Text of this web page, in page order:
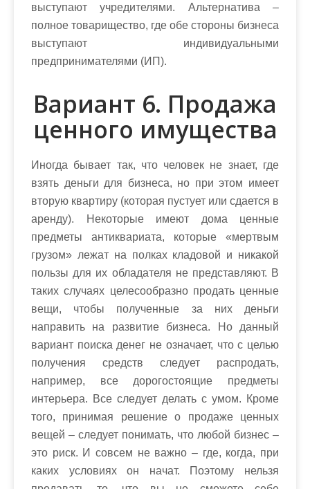
выступают учредителями. Альтернатива –
полное товарищество, где обе стороны бизнеса
выступают индивидуальными
предпринимателями (ИП).
Вариант 6. Продажа
ценного имущества
Иногда бывает так, что человек не знает, где
взять деньги для бизнеса, но при этом имеет
вторую квартиру (которая пустует или сдается в
аренду). Некоторые имеют дома ценные
предметы антиквариата, которые «мертвым
грузом» лежат на полках кладовой и никакой
пользы для их обладателя не представляют. В
таких случаях целесообразно продать ценные
вещи, чтобы полученные за них деньги
направить на развитие бизнеса. Но данный
вариант поиска денег не означает, что с целью
получения средств следует распродать,
например, все дорогостоящие предметы
интерьера. Все следует делать с умом. Кроме
того, принимая решение о продаже ценных
вещей – следует понимать, что любой бизнес –
это риск. И совсем не важно – где, когда, при
каких условиях он начат. Поэтому нельзя